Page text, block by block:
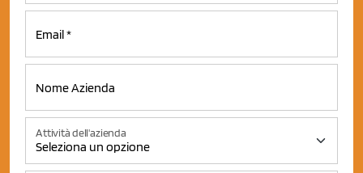
Attività dell'azienda